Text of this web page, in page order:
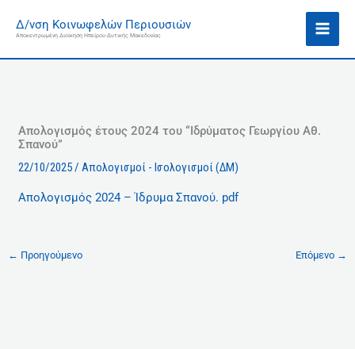
στοΔ/νση Κοινωφελών Περιουσιών
Αποκεντρωμένη Διοίκηση Ηπείρου-Δυτικής Μακεδονίας
Απολογισμός έτους 2024 του “Ιδρύματος Γεωργίου Αθ.
Σπανού”
22/10/2025/Απολογισμοί - Ισολογισμοί (ΔΜ)
Απολογισμός 2024 – Ίδρυμα Σπανού. pdf
← Προηγούμενο Επόμενο →
σ
κ
ό